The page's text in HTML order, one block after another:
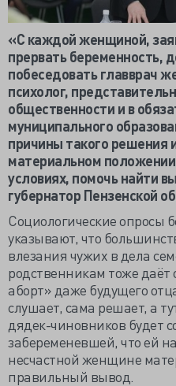
«С каждой женщиной,
прервать беременность,
побеседовать главврач
психолог,
общественности и в
муниципального
причины такого решения
материальном
условиях, помочь найти
губернатор Пензенской
Социологические опросы
указывают, что
влезания чужих в дела
родственникам тоже даёт
аборт» даже будущего
слушает, сама решает, а
дядек-чиновников будет
забеременевшей, что ей
несчастной женщине
правильный вывод.